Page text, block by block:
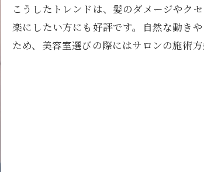
しさを引き出す美容室の魅力
室ならではのナチュラルな美髪への導き
体を引き出す美容室のこだわり施術
室で始める埼玉の髪質改善プラン
こうしたトレンドは、髪のダメージやク
楽にしたい方にも好評です。自然な動き
ため、美容室選びの際にはサロンの施術